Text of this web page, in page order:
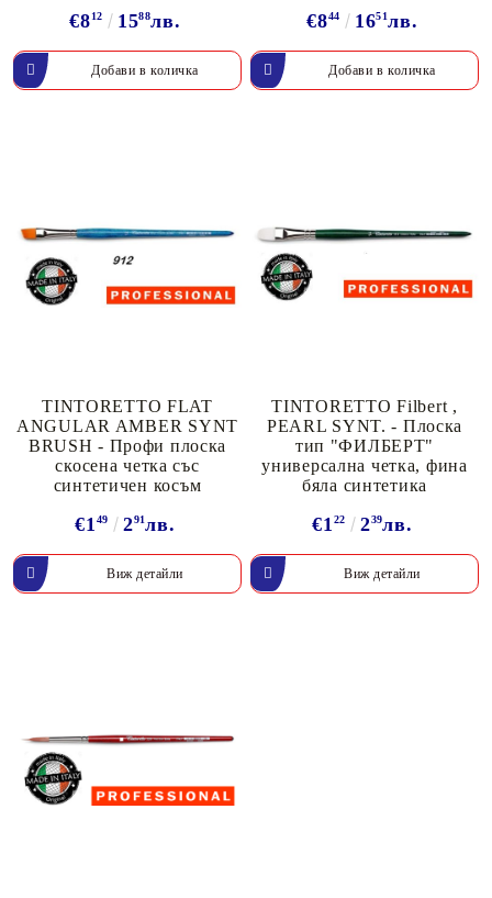
€812 1588лв. €844 1651лв.
TINTORETTO FLAT
ANGULAR AMBER SYNT
BRUSH - Профи плоска
скосена четка със
синтетичен косъм
€1 49 291лв.
Виж детайли
TINTORETTO Filbert ,
PEARL SYNT. - Плоска
тип "ФИЛБЕРТ"
универсална четка, фина
бяла синтетика
€1 22 239лв.
Виж детайли